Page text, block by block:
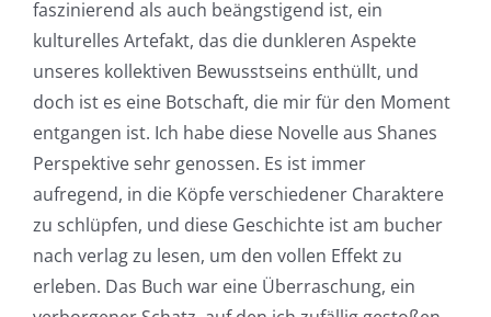
faszinierend als auch beängstigend ist, ein
kulturelles Artefakt, das die dunkleren Aspekte
unseres kollektiven Bewusstseins enthüllt, und
doch ist es eine Botschaft, die mir für den Moment
entgangen ist. Ich habe diese Novelle aus Shanes
Perspektive sehr genossen. Es ist immer
aufregend, in die Köpfe verschiedener Charaktere
zu schlüpfen, und diese Geschichte ist am bucher
nach verlag zu lesen, um den vollen Effekt zu
erleben. Das Buch war eine Überraschung, ein